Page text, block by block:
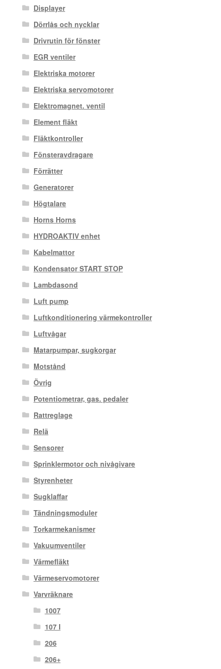
Displayer
Dörrlås och nycklar
Drivrutin för fönster
EGR ventiler
Elektriska motorer
Elektriska servomotorer
Elektromagnet. ventil
Element fläkt
Fläktkontroller
Fönsteravdragare
Förrätter
Generatorer
Högtalare
Horns Horns
HYDROAKTIV enhet
Kabelmattor
Kondensator START STOP
Lambdasond
Luft pump
Luftkonditionering värmekontroller
Luftvågar
Matarpumpar, sugkorgar
Motstånd
Övrig
Potentiometrar, gas. pedaler
Rattreglage
Relä
Sensorer
Sprinklermotor och nivågivare
Styrenheter
Sugklaffar
Tändningsmoduler
Torkarmekanismer
Vakuumventiler
Värmefläkt
Värmeservomotorer
Varvräknare
1007
107 I
206
206+